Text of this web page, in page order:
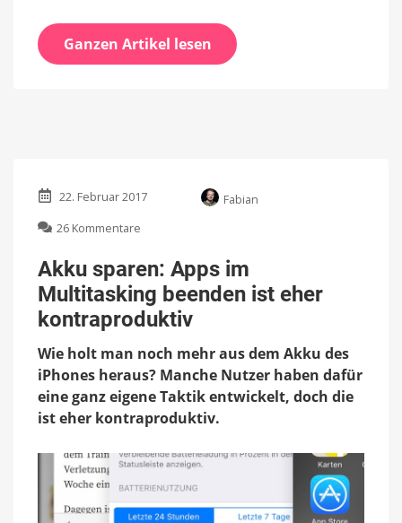
Ganzen Artikel lesen
22. Februar 2017
Fabian
26 Kommentare
sparen:
Apps
im
Multitasking
beenden
ist
eher
kontraproduktiv
Akku sparen: Apps im
Multitasking beenden ist eher
kontraproduktiv
Wie holt man noch mehr aus dem Akku des
iPhones heraus? Manche Nutzer haben dafür
eine ganz eigene Taktik entwickelt, doch die
ist eher kontraproduktiv.